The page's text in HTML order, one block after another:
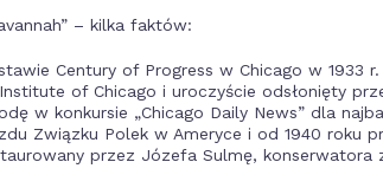
– kilka faktów:
Century of Progress w Chicago w 1933 r.
of Chicago i uroczyście odsłonięty
w konkursie „Chicago Daily News” dla
Związku Polek w Ameryce i od 1940 roku
przez Józefa Sulmę,